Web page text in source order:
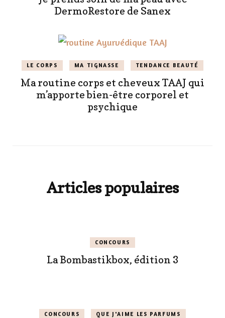
DermoRestore de Sanex
LE CORPS MA TIGNASSE TENDANCE BEAUTÉ
Ma routine corps et cheveux TAAJ qui
m’apporte bien-être corporel et
psychique
Articles populaires
CONCOURS
La Bombastikbox, édition 3
CONCOURS QUE J'AIME LES PARFUMS